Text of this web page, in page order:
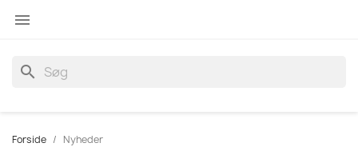

search
Forside Nyheder